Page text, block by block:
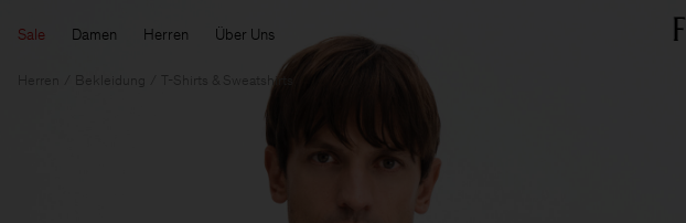
Sale Damen Herren Über Uns
Herren Bekleidung T-Shirts & Sweatshirts